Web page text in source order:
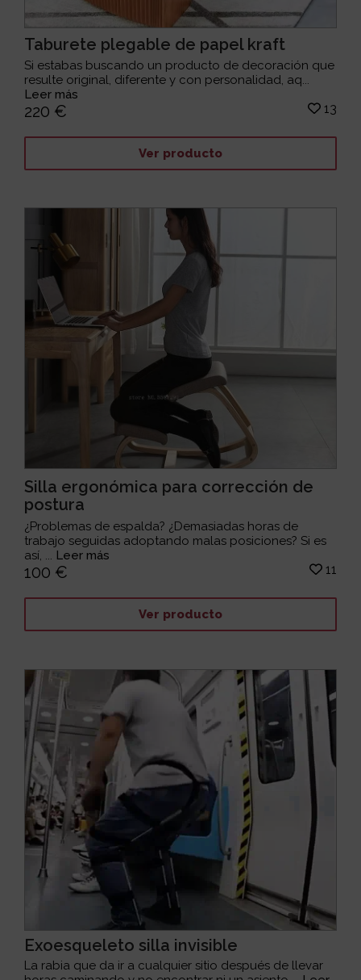
Taburete plegable de papel kraft
Si estabas buscando un producto de decoración que
resulte original, diferente y con personalidad, aq...
Leer más
220 € 13
Ver producto
Silla ergonómica para corrección de
postura
¿Problemas de espalda? ¿Demasiadas horas de
trabajo seguidas adoptando malas posiciones? Si es
así, ... Leer más
100 € 11
Ver producto
Exoesqueleto silla invisible
La rabia que da ir a cualquier sitio después de llevar